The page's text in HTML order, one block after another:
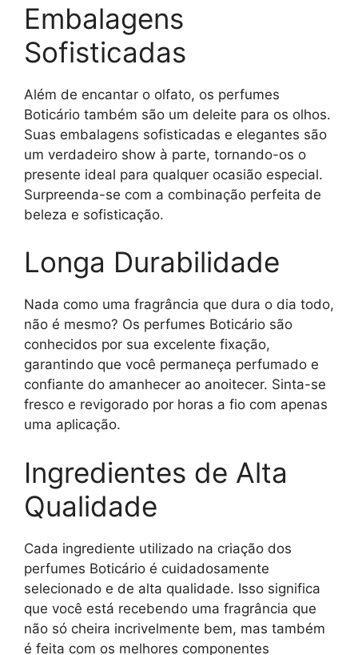
Embalagens
Sofisticadas
Além de encantar o olfato, os perfumes
Boticário também são um deleite para os olhos.
Suas embalagens sofisticadas e elegantes são
um verdadeiro show à parte, tornando-os o
presente ideal para qualquer ocasião especial.
Surpreenda-se com a combinação perfeita de
beleza e sofisticação.
Longa Durabilidade
Nada como uma fragrância que dura o dia todo,
não é mesmo? Os perfumes Boticário são
conhecidos por sua excelente fixação,
garantindo que você permaneça perfumado e
confiante do amanhecer ao anoitecer. Sinta-se
fresco e revigorado por horas a fio com apenas
uma aplicação.
Ingredientes de Alta
Qualidade
Cada ingrediente utilizado na criação dos
perfumes Boticário é cuidadosamente
selecionado e de alta qualidade. Isso significa
que você está recebendo uma fragrância que
não só cheira incrivelmente bem, mas também
é feita com os melhores componentes